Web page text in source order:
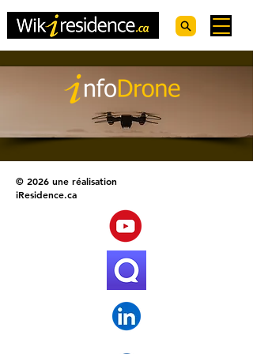
© 2026 une réalisation
iResidence.ca